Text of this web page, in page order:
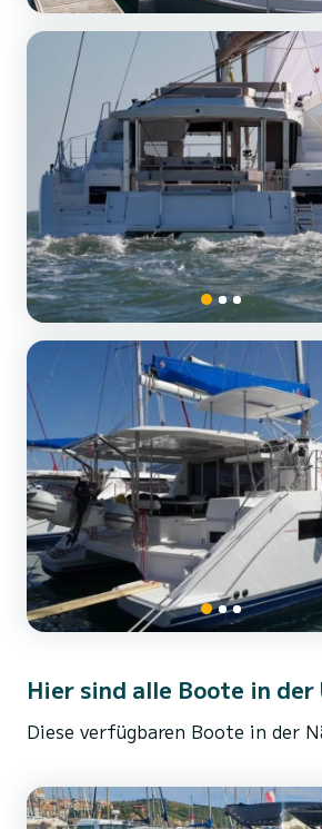
Hier sind alle Boote in der
Diese verfügbaren Boote in der